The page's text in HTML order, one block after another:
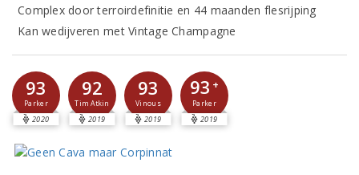
Complex door terroirdefinitie en 44 maanden flesrijping
Kan wedijveren met Vintage Champagne
93
Parker
2020
92
Tim Atkin
2019
93
Vinous
2019
93 +
Parker
2019